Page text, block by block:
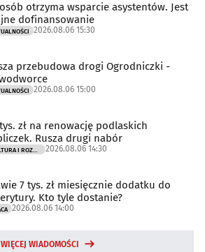
otrzyma wsparcie asystentów. Jest
dofinansowanie
2026.08.06 15:30
przebudowa drogi Ogrodniczki -
2026.08.06 15:00
zł na renowację podlaskich
Rusza drugi nabór
KULTURA I ROZRYWKA 2026.08.06 14:30
7 tys. zł miesięcznie dodatku do
Kto tyle dostanie?
2026.08.06 14:00
WIĘCEJ WIADOMOŚCI